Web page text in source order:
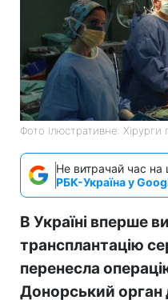
Фото ілюстративне: Хірурги
Не витрачай час на
РБК-Україна у
В Україні вперше
трансплантацію
перенесла
Донорський